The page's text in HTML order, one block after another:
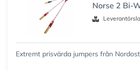
Norse 2 Bi-
Extremt prisvärda jumpers från